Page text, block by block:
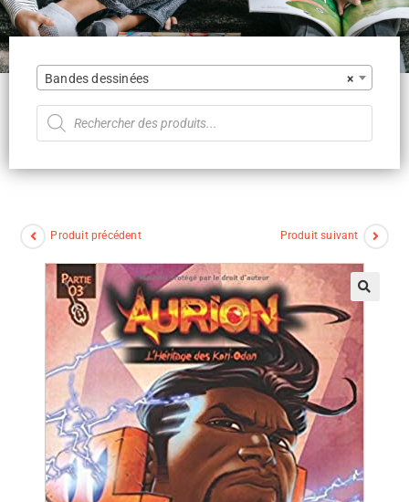
×
Bandes dessinées
Produit précédent Produit suivant